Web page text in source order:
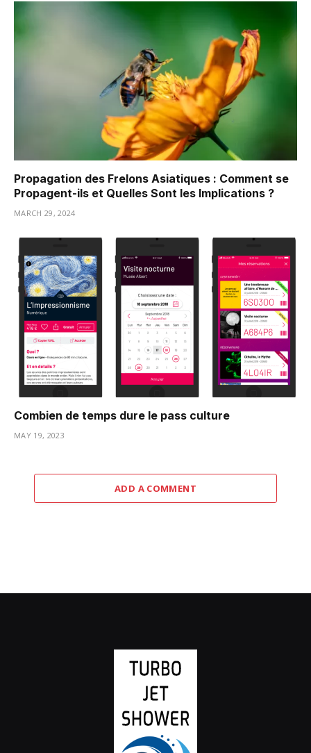
Propagation des Frelons Asiatiques : Comment se
Propagent-ils et Quelles Sont les Implications ?
MARCH 29, 2024
Combien de temps dure le pass culture
MAY 19, 2023
ADD A COMMENT